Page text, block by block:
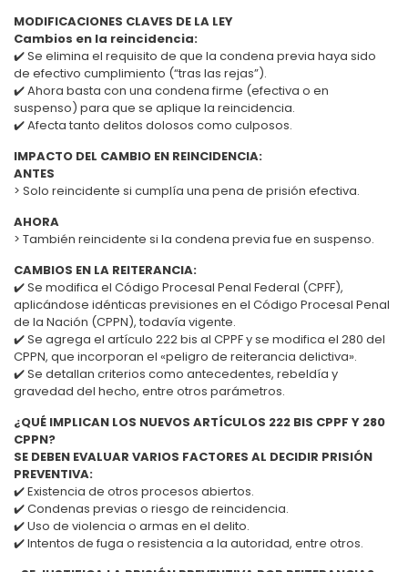
MODIFICACIONES CLAVES DE LA LEY
Cambios en la reincidencia:
✔️ Se elimina el requisito de que la condena previa haya sido
de efectivo cumplimiento (“tras las rejas”).
✔️ Ahora basta con una condena firme (efectiva o en
suspenso) para que se aplique la reincidencia.
✔️ Afecta tanto delitos dolosos como culposos.
IMPACTO DEL CAMBIO EN REINCIDENCIA:
ANTES
> Solo reincidente si cumplía una pena de prisión efectiva.
AHORA
> También reincidente si la condena previa fue en suspenso.
CAMBIOS EN LA REITERANCIA:
✔️ Se modifica el Código Procesal Penal Federal (CPFF),
aplicándose idénticas previsiones en el Código Procesal Penal
de la Nación (CPPN), todavía vigente.
✔️ Se agrega el artículo 222 bis al CPPF y se modifica el 280 del
CPPN, que incorporan el «peligro de reiterancia delictiva».
✔️ Se detallan criterios como antecedentes, rebeldía y
gravedad del hecho, entre otros parámetros.
¿QUÉ IMPLICAN LOS NUEVOS ARTÍCULOS 222 BIS CPPF Y 280
CPPN?
SE DEBEN EVALUAR VARIOS FACTORES AL DECIDIR PRISIÓN
PREVENTIVA:
✔️ Existencia de otros procesos abiertos.
✔️ Condenas previas o riesgo de reincidencia.
✔️ Uso de violencia o armas en el delito.
✔️ Intentos de fuga o resistencia a la autoridad, entre otros.